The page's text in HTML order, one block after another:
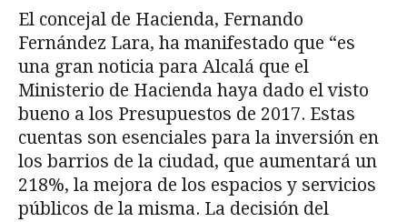
El concejal de Hacienda, Fernando
Fernández Lara, ha manifestado que “es
una gran noticia para Alcalá que el
Ministerio de Hacienda haya dado el visto
bueno a los Presupuestos de 2017. Estas
cuentas son esenciales para la inversión en
los barrios de la ciudad, que aumentará un
218%, la mejora de los espacios y servicios
públicos de la misma. La decisión del